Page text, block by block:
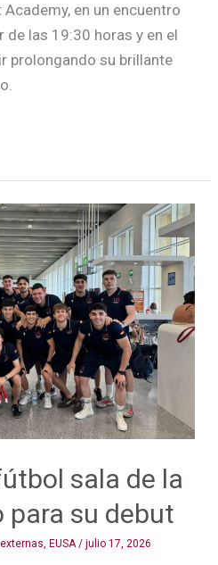
en un encuentro
de las 19:30 horas y en el
prolongando su brillante
sala de la
para su debut
, EUSA/julio 17, 2026